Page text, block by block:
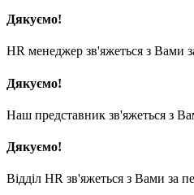
Дякуємо!
HR менеджер зв'яжеться з Вами
Дякуємо!
Наш представник зв'яжеться з
Дякуємо!
Відділ HR зв'яжеться з Вами за